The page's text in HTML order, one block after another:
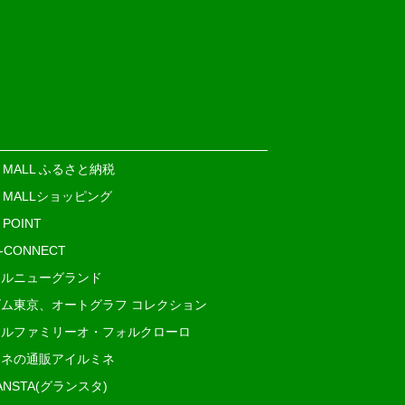
ふるさと納税
ショッピング
ニューグランド
東京、オートグラフ コレクション
ファミリーオ・フォルクローロ
の通販アイルミネ
グランスタ)